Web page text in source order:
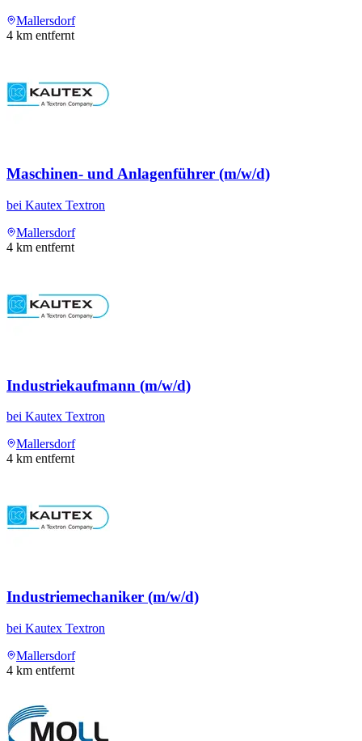
Mallersdorf
4 km entfernt
Maschinen- und Anlagenführer (m/w/d)
bei Kautex Textron
Mallersdorf
4 km entfernt
Industriekaufmann (m/w/d)
bei Kautex Textron
Mallersdorf
4 km entfernt
Industriemechaniker (m/w/d)
bei Kautex Textron
Mallersdorf
4 km entfernt